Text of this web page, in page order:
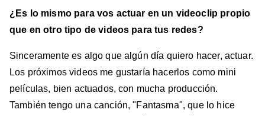
¿Es lo mismo para vos actuar en un videoclip propio
que en otro tipo de videos para tus redes?
Sinceramente es algo que algún día quiero hacer, actuar.
Los próximos videos me gustaría hacerlos como mini
películas, bien actuados, con mucha producción.
También tengo una canción, "Fantasma", que lo hice